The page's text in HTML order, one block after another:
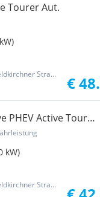
Tourer Aut.
DENZEL Klagenfurt Feldkirchner Straße
€
PHEV Active Tourer
kW)
DENZEL Klagenfurt Feldkirchner Straße